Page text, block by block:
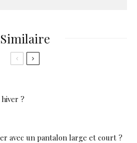
Similaire
?
avec un pantalon large et court ?